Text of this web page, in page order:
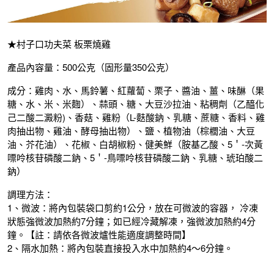
★村子口功夫菜 板栗燒雞
產品內容量：500公克（固形量350公克）
成分：雞肉、水、馬鈴薯、紅蘿蔔、栗子、醬油、薑、味醂（果
糖、水、米、米麴）、蒜頭、糖、大豆沙拉油、粘稠劑（乙醯化
己二酸二澱粉)、香菇、雞粉（L-麩酸鈉、乳糖、蔗糖、香料、雞
肉抽出物、雞油、酵母抽出物）、鹽、植物油（棕櫚油、大豆
油、芥花油）、花椒、白胡椒粉、健美鮮（胺基乙酸、5＇-次黃
嘌呤核苷磷酸二鈉、5＇-鳥嘌呤核苷磷酸二鈉、乳糖、琥珀酸二
鈉）
調理方法：
1、微波：將內包裝袋口剪約1公分，放在可微波的容器， 冷凍
狀態強微波加熱約7分鐘；如已經冷藏解凍，強微波加熱約4分
鐘。【註：請依各微波爐性能適度調整時間】
2、隔水加熱：將內包裝直接投入水中加熱約4～6分鐘。